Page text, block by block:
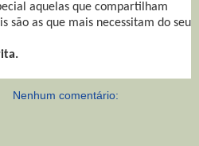
aquelas que compartilham
são as que mais necessitam do seu
Nenhum comentário: